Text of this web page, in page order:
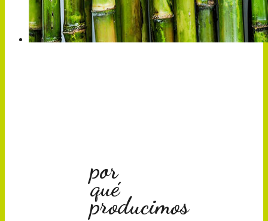
por
qué
producimos